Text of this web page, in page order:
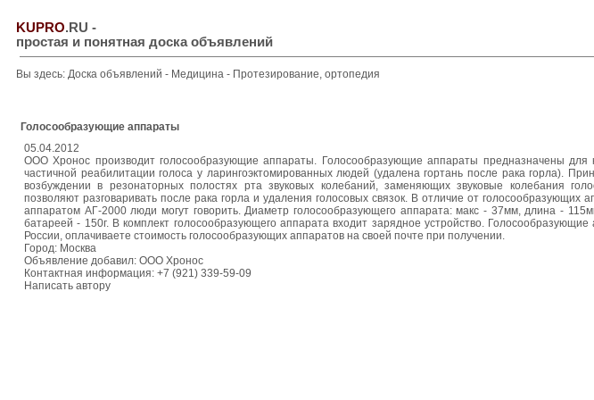
KUPRO.RU -
простая и понятная доска объявлений
Вы здесь: Доска объявлений - Медицина - Протезирование, ортопедия
Голосообразующие аппараты
05.04.2012
ООО Хронос производит голосообразующие аппараты. Голосообразующие аппараты предназначены для
частичной реабилитации голоса у ларингоэктомированных людей (удалена гортань после рака горла).
возбуждении в резонаторных полостях рта звуковых колебаний, заменяющих звуковые колебания
позволяют разговаривать после рака горла и удаления голосовых связок. В отличие от
аппаратом АГ-2000 люди могут говорить. Диаметр голосообразующего аппарата: макс - 37мм, длина -
батареей - 150г. В комплект голосообразующего аппарата входит зарядное устройство.
России, оплачиваете стоимость голосообразующих аппаратов на своей почте при получении.
Город: Москва
Объявление добавил: ООО Хронос
Контактная информация: +7 (921) 339-59-09
Написать автору